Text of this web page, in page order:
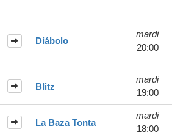
Diábolo
mardi
20:00
Blitz
mardi
19:00
La Baza Tonta
mardi
18:00